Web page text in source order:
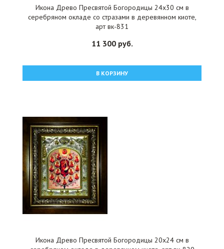
Икона Древо Пресвятой Богородицы 24x30 см в
серебряном окладе со стразами в деревянном киоте,
арт вк-831
11 300 руб.
В КОРЗИНУ
Икона Древо Пресвятой Богородицы 20x24 см в